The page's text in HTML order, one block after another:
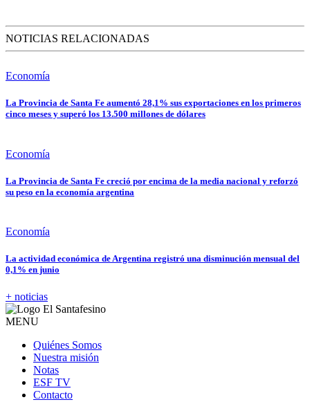
NOTICIAS RELACIONADAS
Economía
La Provincia de Santa Fe aumentó 28,1% sus exportaciones en los primeros
cinco meses y superó los 13.500 millones de dólares
Economía
La Provincia de Santa Fe creció por encima de la media nacional y reforzó
su peso en la economía argentina
Economía
La actividad económica de Argentina registró una disminución mensual del
0,1% en junio
+ noticias
MENU
Quiénes Somos
Nuestra misión
Notas
ESF TV
Contacto